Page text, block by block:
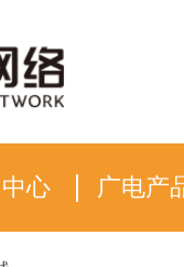
心 广电产